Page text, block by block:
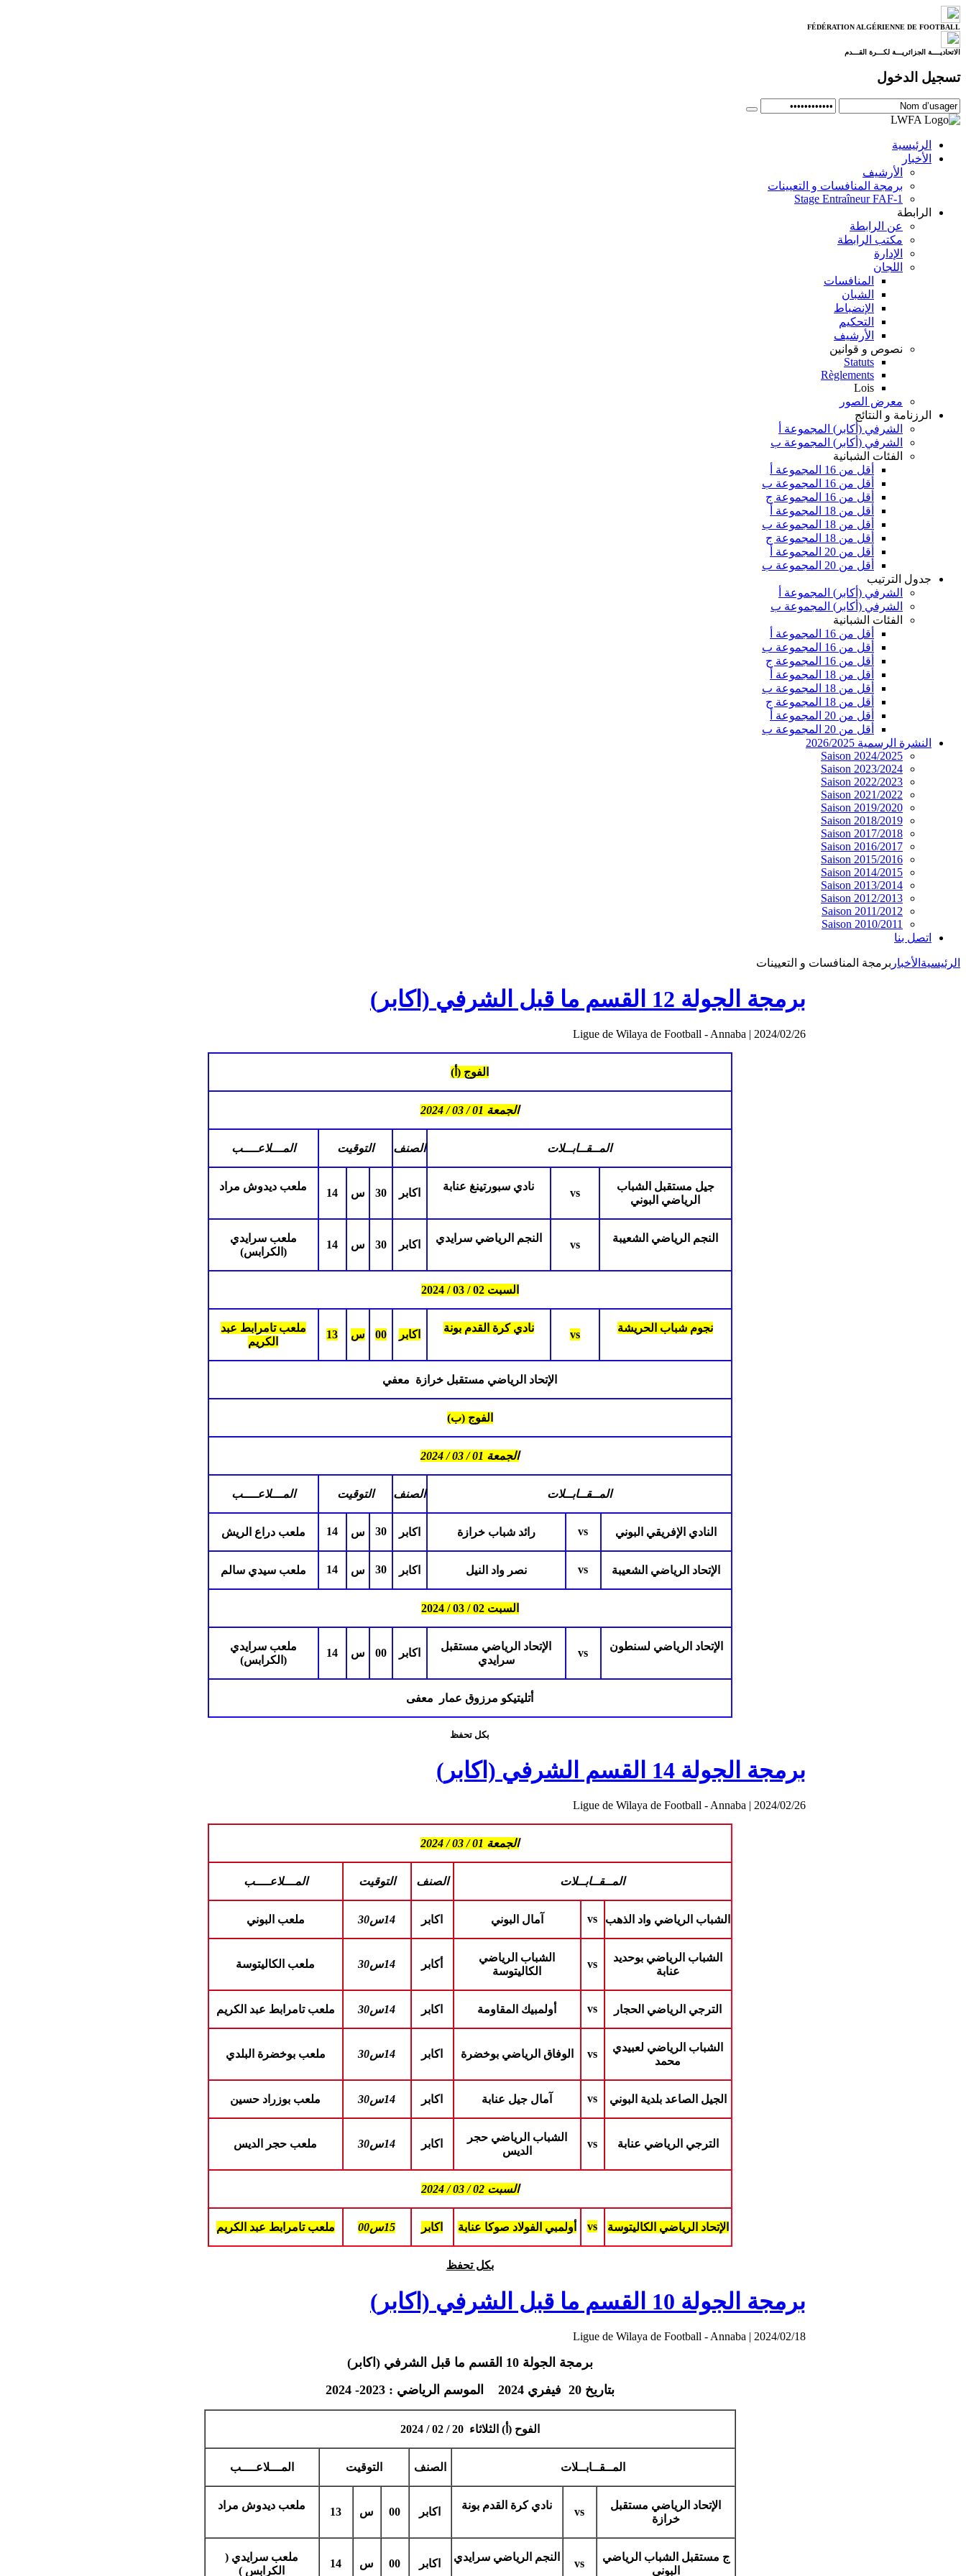
FÉDÉRATION ALGÉRIENNE DE FOOTBALL
الاتحاديــــة الجزائريـــة لكـــرة القـــدم
تسجيل الدخول
الرئيسية
الأخبار
الأرشيف
برمجة المنافسات و التعيينات
Stage Entraîneur FAF-1
الرابطة
عن الرابطة
مكتب الرابطة
الإدارة
اللجان
المنافسات
الشبان
الإنضباط
التحكيم
الأرشيف
نصوص و قوانين
Statuts
Règlements
Lois
معرض الصور
الرزنامة و النتائج
الشرفي (أكابر) المجموعة أ
الشرفي (أكابر) المجموعة ب
الفئات الشبانية
أقل من 16 المجموعة أ
أقل من 16 المجموعة ب
أقل من 16 المجموعة ج
أقل من 18 المجموعة أ
أقل من 18 المجموعة ب
أقل من 18 المجموعة ج
أقل من 20 المجموعة أ
أقل من 20 المجموعة ب
جدول الترتيب
الشرفي (أكابر) المجموعة أ
الشرفي (أكابر) المجموعة ب
الفئات الشبانية
أقل من 16 المجموعة أ
أقل من 16 المجموعة ب
أقل من 16 المجموعة ج
أقل من 18 المجموعة أ
أقل من 18 المجموعة ب
أقل من 18 المجموعة ج
أقل من 20 المجموعة أ
أقل من 20 المجموعة ب
النشرة الرسمية 2026/2025
Saison 2024/2025
Saison 2023/2024
Saison 2022/2023
Saison 2021/2022
Saison 2019/2020
Saison 2018/2019
Saison 2017/2018
Saison 2016/2017
Saison 2015/2016
Saison 2014/2015
Saison 2013/2014
Saison 2012/2013
Saison 2011/2012
Saison 2010/2011
اتصل بنا
الرئيسية الأخبار برمجة المنافسات و التعيينات
برمجة الجولة 12 القسم ما قبل الشرفي (اكابر)
Ligue de Wilaya de Football - Annaba | 2024/02/26
الفوج (أ)
الجمعة 01 / 03 / 2024
المــقــابــلات الصنف التوقيت المـــلاعــــب
جيل مستقبل الشباب
الرياضي البوني
vs
نادي سبورتينغ عنابة
اكابر 30 س 14
ملعب ديدوش مراد
النجم الرياضي الشعيبة
vs
النجم الرياضي سرايدي
اكابر 30 س 14
ملعب سرايدي
(الكرابس)
السبت 02 / 03 / 2024
نجوم شباب الحريشة
vs
نادي كرة القدم بونة
اكابر 00 س 13
ملعب تامرابط عبد
الكريم
الإتحاد الرياضي مستقبل خرازة معفي
الفوج (ب)
الجمعة 01 / 03 / 2024
المــقــابــلات الصنف التوقيت المـــلاعــــب
النادي الإفريقي البوني vs رائد شباب خرازة اكابر 30 س 14 ملعب دراع الريش
الإتحاد الرياضي الشعيبة vs نصر واد النيل اكابر 30 س 14 ملعب سيدي سالم
السبت 02 / 03 / 2024
الإتحاد الرياضي لسنطون
vs
الإتحاد الرياضي مستقبل
سرايدي
اكابر 00 س 14
ملعب سرايدي
(الكرابس)
أتليتيكو مرزوق عمار معفى
بكل تحفظ
برمجة الجولة 14 القسم الشرفي (اكابر)
Ligue de Wilaya de Football - Annaba | 2024/02/26
الجمعة 01 / 03 / 2024
المــقــابــلات الصنف التوقيت المـــلاعــــب
الشباب الرياضي واد الذهب vs آمال البوني اكابر 14س30 ملعب البوني
الشباب الرياضي بوحديد
عنابة
vs
الشباب الرياضي
الكاليتوسة
أكابر 14س30 ملعب الكاليتوسة
الترجي الرياضي الحجار vs أولمبيك المقاومة اكابر 14س30 ملعب تامرابط عبد الكريم
الشباب الرياضي لعبيدي
محمد
vs الوفاق الرياضي بوخضرة اكابر 14س30 ملعب بوخضرة البلدي
الجيل الصاعد بلدية البوني vs آمال جيل عنابة اكابر 14س30 ملعب بوزراد حسين
الترجي الرياضي عنابة vs
الشباب الرياضي حجر
الديس
اكابر 14س30 ملعب حجر الديس
السبت 02 / 03 / 2024
الإتحاد الرياضي الكاليتوسة vs أولمبي الفولاد صوكا عنابة اكابر 15س00 ملعب تامرابط عبد الكريم
بكل تحفظ
برمجة الجولة 10 القسم ما قبل الشرفي (اكابر)
Ligue de Wilaya de Football - Annaba | 2024/02/18
برمجة الجولة 10 القسم ما قبل الشرفي (اكابر)
بتاريخ 20 فيفري 2024 الموسم الرياضي : 2023- 2024
الفوح (أ) الثلاثاء 20 / 02 / 2024
المــقــابــلات الصنف التوقيت المـــلاعــــب
الإتحاد الرياضي مستقبل
خرازة
vs
نادي كرة القدم بونة
اكابر 00 س 13
ملعب ديدوش مراد
ج مستقبل الشباب الرياضي
البوني
vs
النجم الرياضي سرايدي
اكابر 00 س 14
ملعب سرايدي (
الكرابس )